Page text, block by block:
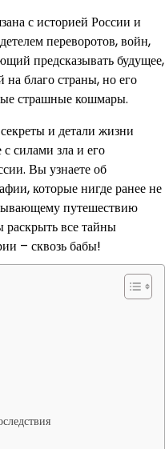
с историей России и
переворотов, войн,
предсказывать будущее,
на благо страны, но его
страшные кошмары.
и детали жизни
силами зла и его
Вы узнаете об
которые нигде ранее не
путешествию
раскрыть все тайны
– сквозь бабы!